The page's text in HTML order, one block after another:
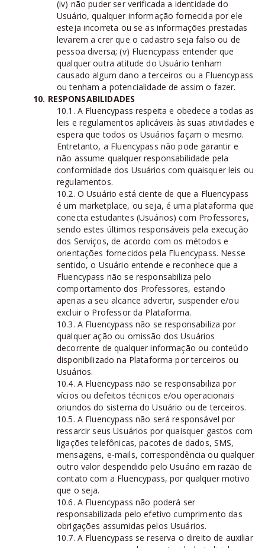
(iv) não puder ser verificada a identidade do
Usuário, qualquer informação fornecida por ele
esteja incorreta ou se as informações prestadas
levarem a crer que o cadastro seja falso ou de
pessoa diversa; (v) Fluencypass entender que
qualquer outra atitude do Usuário tenham
causado algum dano a terceiros ou a Fluencypass
ou tenham a potencialidade de assim o fazer.
10. RESPONSABILIDADES
10.1. A Fluencypass respeita e obedece a todas as
leis e regulamentos aplicáveis às suas atividades e
espera que todos os Usuários façam o mesmo.
Entretanto, a Fluencypass não pode garantir e
não assume qualquer responsabilidade pela
conformidade dos Usuários com quaisquer leis ou
regulamentos.
10.2. O Usuário está ciente de que a Fluencypass
é um marketplace, ou seja, é uma plataforma que
conecta estudantes (Usuários) com Professores,
sendo estes últimos responsáveis pela execução
dos Serviços, de acordo com os métodos e
orientações fornecidos pela Fluencypass. Nesse
sentido, o Usuário entende e reconhece que a
Fluencypass não se responsabiliza pelo
comportamento dos Professores, estando
apenas a seu alcance advertir, suspender e/ou
excluir o Professor da Plataforma.
10.3. A Fluencypass não se responsabiliza por
qualquer ação ou omissão dos Usuários
decorrente de qualquer informação ou conteúdo
disponibilizado na Plataforma por terceiros ou
Usuários.
10.4. A Fluencypass não se responsabiliza por
vícios ou defeitos técnicos e/ou operacionais
oriundos do sistema do Usuário ou de terceiros.
10.5. A Fluencypass não será responsável por
ressarcir seus Usuários por quaisquer gastos com
ligações telefônicas, pacotes de dados, SMS,
mensagens, e-mails, correspondência ou qualquer
outro valor despendido pelo Usuário em razão de
contato com a Fluencypass, por qualquer motivo
que o seja.
10.6. A Fluencypass não poderá ser
responsabilizada pelo efetivo cumprimento das
obrigações assumidas pelos Usuários.
10.7. A Fluencypass se reserva o direito de auxiliar